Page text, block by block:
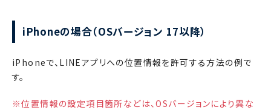
iPhoneの場合（OSバージョン 17以降）
iPhoneで、LINEアプリへの位置情報を許可する方法の例で
す。
※位置情報の設定項目箇所などは、OSバージョンにより異な